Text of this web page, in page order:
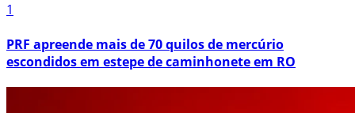
1
PRF apreende mais de 70 quilos de mercúrio
escondidos em estepe de caminhonete em RO